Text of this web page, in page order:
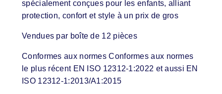
spécialement conçues pour les enfants, alliant
protection, confort et style à un prix de gros
Vendues par boîte de 12 pièces
Conformes aux normes Conformes aux normes
le plus récent EN ISO 12312-1:2022 et aussi EN
ISO 12312-1:2013/A1:2015